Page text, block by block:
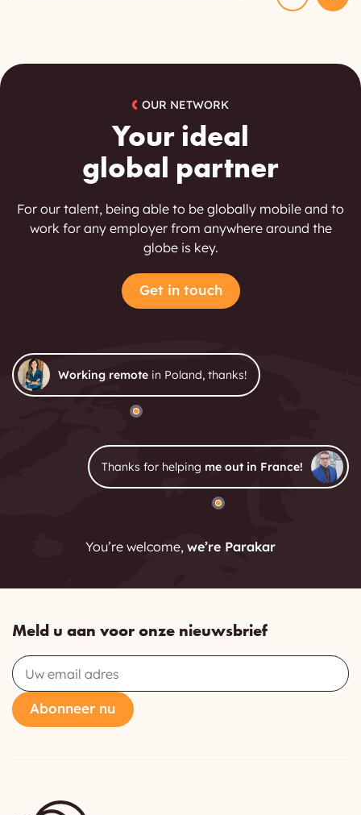
OUR NETWORK
Your ideal
global partner
For our talent, being able to be globally mobile and to
work for any employer from anywhere around the
globe is key.
Get in touch
Working remote in Poland, thanks!
Thanks for helping me out in France!
You’re welcome, we’re Parakar
Meld u aan voor onze nieuwsbrief
Email
Abonneer nu